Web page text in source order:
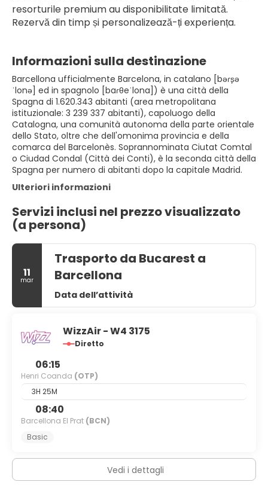
resorturile premium au disponibilitate limitată.
Rezervă din timp și personalizează-ți experiența.
Informazioni sulla destinazione
Barcellona ufficialmente Barcelona, in catalano [bəɾs̙ə
ˈlonə] ed in spagnolo [baɾθeˈlona]) è una città della
Spagna di 1.620.343 abitanti (area metropolitana
istituzionale: 3 239 337 abitanti), capoluogo della
Catalogna, una comunità autonoma della parte orientale
dello Stato, oltre che dell'omonima provincia e della
comarca del Barcelonès. Soprannominata Ciutat Comtal
o Ciudad Condal (Città dei Conti), è la seconda città della
Spagna per numero di abitanti dopo la capitale Madrid.
Ulteriori informazioni
Servizi inclusi nel prezzo visualizzato
(a persona)
11
mar
Trasporto da Bucarest a
Barcellona
Data dell’attività
WizzAir - W4 3175
Diretto
06:15
Henri Coanda (OTP)
3H 25M
08:40
Barcellona El Prat (BCN)
Basic
Vedi i dettagli